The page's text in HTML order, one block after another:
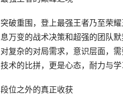
突破重围，登上最强王者乃至荣
息万变的战术决策和超强的团队
对复杂的对局需求，意识层面，
技术的比拼，更是心态，耐力与
段位之外的真正收获